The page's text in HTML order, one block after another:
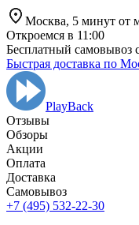
Москва, 5 минут от
Откроемся в 11:00
Бесплатный самовывоз
Быстрая доставка по
PlayBack
Отзывы
Обзоры
Aкции
Оплата
Доставка
Самовывоз
+7 (495) 532-22-30